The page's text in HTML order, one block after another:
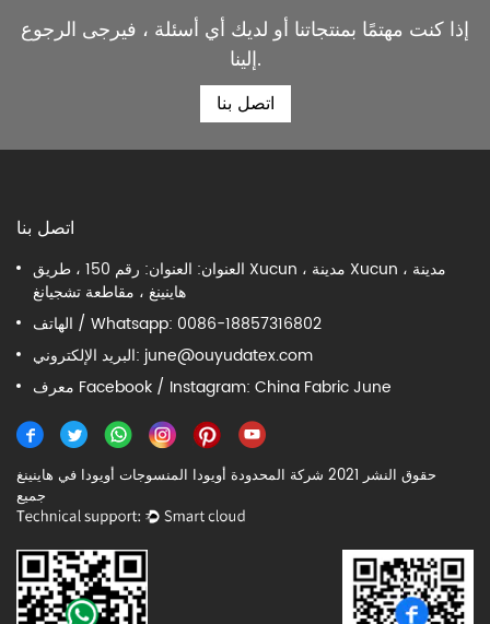
إذا كنت مهتمًا بمنتجاتنا أو لديك أي أسئلة ، فيرجى الرجوع
إلينا.
اتصل بنا
اتصل بنا
العنوان: العنوان: رقم 150 ، طريق Xucun ، مدينة Xucun ، مدينة
هاينينغ ، مقاطعة تشجيانغ
الهاتف / Whatsapp: 0086-18857316802
البريد الإلكتروني: june@ouyudatex.com
معرف Facebook / Instagram: China Fabric June
حقوق النشر 2021 شركة المحدودة أويودا المنسوجات أويودا في هاينينغ
جميع